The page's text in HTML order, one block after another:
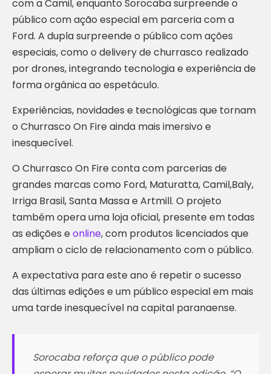
com a Camil, enquanto Sorocaba surpreende o
público com ação especial em parceria com a
Ford. A dupla surpreende o público com ações
especiais, como o delivery de churrasco realizado
por drones, integrando tecnologia e experiência de
forma orgânica ao espetáculo.
Experiências, novidades e tecnológicas que tornam
o Churrasco On Fire ainda mais imersivo e
inesquecível.
O Churrasco On Fire conta com parcerias de
grandes marcas como Ford, Maturatta, Camil,Baly,
Irriga Brasil, Santa Massa e Artmill. O projeto
também opera uma loja oficial, presente em todas
as edições eonline, com produtos licenciados que
ampliam o ciclo de relacionamento com o público.
A expectativa para este ano é repetir o sucesso
das últimas edições e um público especial em mais
uma tarde inesquecível na capital paranaense.
Sorocaba reforça que o público pode